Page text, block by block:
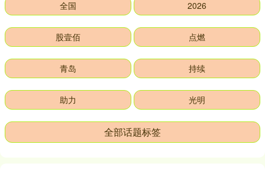
全国 2026
股壹佰 点燃
青岛 持续
助力 光明
全部话题标签